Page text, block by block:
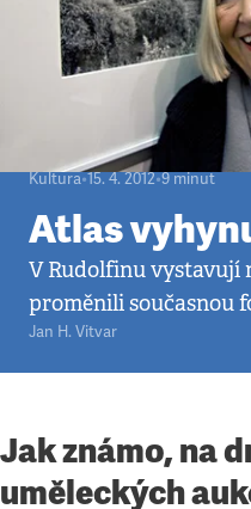
Kultura•15. 4. 2012•9 minut
Atlas
V Rudolfinu vystavují
proměnili současnou
Jan H. Vitvar
Jak známo, na
uměleckých